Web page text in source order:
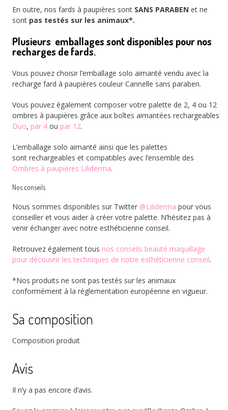
En outre, nos fards à paupières sont SANS PARABENet ne
sont pas testés sur les animaux*.
Plusieurs emballages sont disponibles pour nos
recharges de fards.
Vous pouvez choisir l’emballage solo aimanté vendu avec la
recharge fard à paupières couleur Cannelle sans paraben.
Vous pouvez également composer votre palette de 2, 4 ou 12
ombres à paupières grâce aux boîtes aimantées rechargeables
Duo, par 4 ou par 12.
L’emballage solo aimanté ainsi que les palettes
sont rechargeables et compatibles avec l’ensemble des
Ombres à paupières Liliderma.
Nos conseils
Nous sommes disponibles sur Twitter @Liliderma pour vous
conseiller et vous aider à créer votre palette. N’hésitez pas à
venir échanger avec notre esthéticienne conseil.
Retrouvez également tous nos conseils beauté maquillage
pour découvrir les techniques de notre esthéticienne conseil.
*Nos produits ne sont pas testés sur les animaux
conformément à la réglementation européenne en vigueur.
Sa composition
Composition produit
Avis
Il n’y a pas encore d’avis.